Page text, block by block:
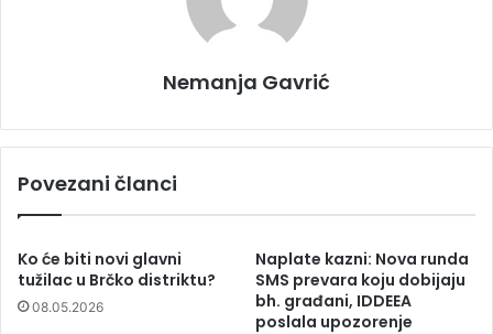
Nemanja Gavrić
Povezani članci
Ko će biti novi glavni
tužilac u Brčko distriktu?
08.05.2026
Naplate kazni: Nova runda
SMS prevara koju dobijaju
bh. građani, IDDEEA
poslala upozorenje